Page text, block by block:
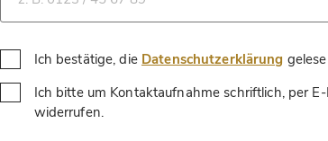
Ich bestätige, die Datenschutzerklärung
Ich bitte um Kontaktaufnahme schriftlich, per
widerrufen.